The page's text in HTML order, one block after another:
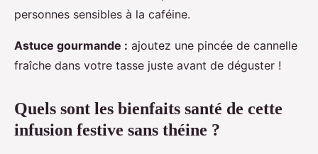
personnes sensibles à la caféine.
Astuce gourmande : ajoutez une pincée de cannelle
fraîche dans votre tasse juste avant de déguster !
Quels sont les bienfaits santé de cette
infusion festive sans théine ?